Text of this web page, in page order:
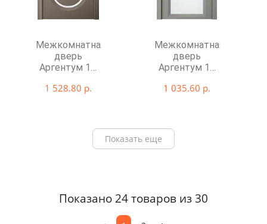
Межкомнатная
дверь
Аргентум 1D
1 528.80 р.
Межкомнатная
дверь
Аргентум 1E
1 035.60 р.
Показать еще
Показано 24 товаров из 30